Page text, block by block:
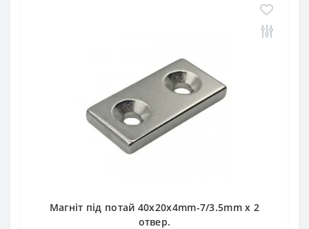
Магніт під потай 40x20x4mm-7/3.5mm х 2
отвер.